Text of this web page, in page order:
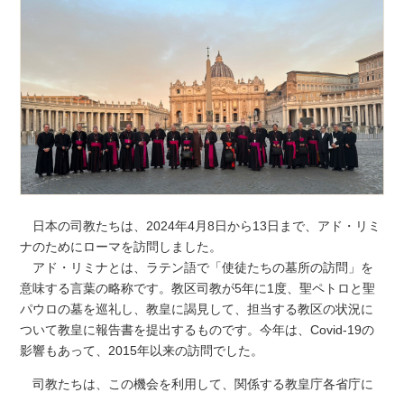
日本の司教たちは、2024年4月8日から13日まで、アド・リミ
ナのためにローマを訪問しました。
アド・リミナとは、ラテン語で「使徒たちの墓所の訪問」を
意味する言葉の略称です。教区司教が5年に1度、聖ペトロと聖
パウロの墓を巡礼し、教皇に謁見して、担当する教区の状況に
ついて教皇に報告書を提出するものです。今年は、Covid-19の
影響もあって、2015年以来の訪問でした。
司教たちは、この機会を利用して、関係する教皇庁各省庁に